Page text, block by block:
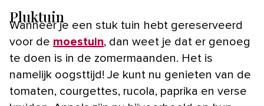
Pluktuin
Wanneer je een stuk tuin hebt gereserveerd
voor de moestuin, dan weet je dat er genoeg
te doen is in de zomermaanden. Het is
namelijk oogsttijd! Je kunt nu genieten van de
tomaten, courgettes, rucola, paprika en verse